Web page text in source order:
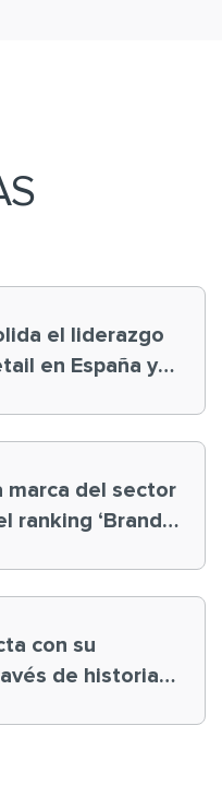
el liderazgo
en España y
marca del sector
‘Brand
con su
de historias